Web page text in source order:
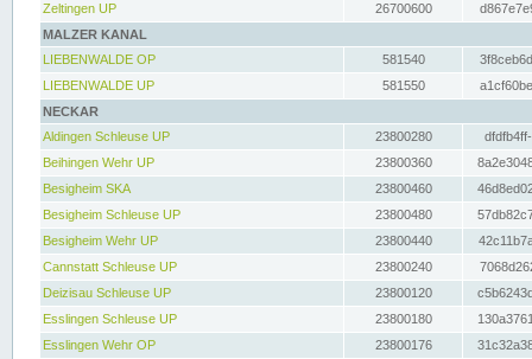
Zeltingen UP
26700600
MALZER KANAL
LIEBENWALDE OP
581540
LIEBENWALDE UP
581550
NECKAR
Aldingen Schleuse UP
23800280
Beihingen Wehr UP
23800360
Besigheim SKA
23800460
Besigheim Schleuse UP
23800480
Besigheim Wehr UP
23800440
Cannstatt Schleuse UP
23800240
Deizisau Schleuse UP
23800120
Esslingen Schleuse UP
23800180
Esslingen Wehr OP
23800176